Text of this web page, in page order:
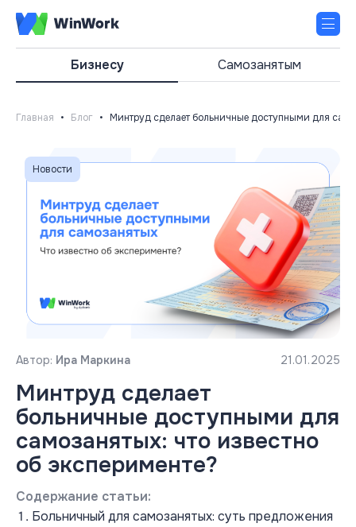
Бизнесу Самозанятым
Главная • Блог • Минтруд сделает больничные доступными для
Новости
Автор: Ира Маркина 21.01.2025
Минтруд сделает
больничные доступными для
самозанятых: что известно
об эксперименте?
Содержание статьи:
Больничный для самозанятых: суть предложения